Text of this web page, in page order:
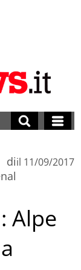
diil 11/09/2017
Alpe